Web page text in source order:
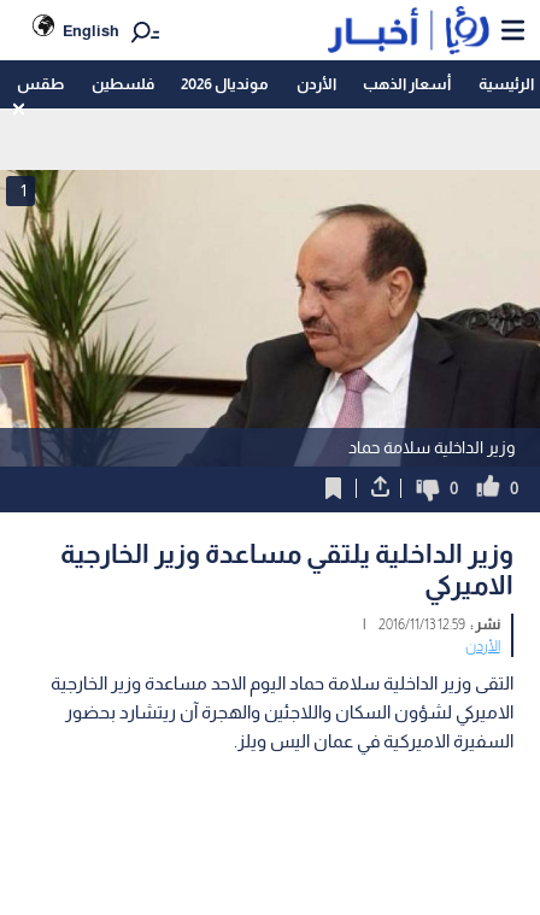
English
الرئيسية أسعار الذهب الأردن مونديال 2026 فلسطين طقس
وزير الداخلية سلامة حماد
1
0
0
وزير الداخلية يلتقي مساعدة وزير الخارجية
الاميركي
نشر :12:59 2016/11/13
|
الأردن
التقى وزير الداخلية سلامة حماد اليوم الاحد مساعدة وزير الخارجية
الاميركي لشؤون السكان واللاجئين والهجرة آن ريتشارد بحضور
السفيرة الاميركية في عمان اليس ويلز.